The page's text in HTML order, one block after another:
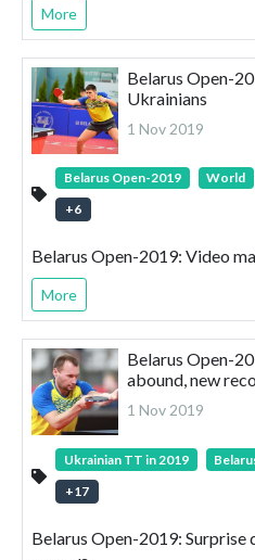
More
Belarus Open-
Ukrainians
1 Nov 2019
Belarus Open-2019 World
+6
Belarus Open-2019: Video
More
Belarus Open-
abound, new
1 Nov 2019
Ukrainian TT in 2019
+17
Belarus Open-2019: Surprise